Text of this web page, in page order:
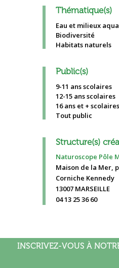
Thématique(s)
Eau et milieux
Biodiversité
Habitats naturels
Public(s)
9-11 ans scolaires
12-15 ans scolaires
16 ans et + scolaires
Tout public
Structure(s)
Naturoscope Pôle
Maison de la Mer,
Corniche Kennedy
13007 MARSEILLE
04 13 25 36 60
INSCRIVEZ-VOUS À